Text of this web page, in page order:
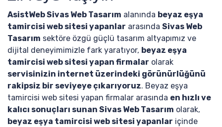
AsistWeb Sivas Web Tasarım alanında beyaz eşya
tamircisi web sitesi yapanlar arasında Sivas Web
Tasarım sektöre özgü güçlü tasarım altyapımız ve
dijital deneyimimizle fark yaratıyor, beyaz eşya
tamircisi web sitesi yapan firmalar olarak
servisinizin internet üzerindeki görünürlüğünü
rakipsiz bir seviyeye çıkarıyoruz. Beyaz eşya
tamircisi web sitesi yapan firmalar arasında en hızlı ve
kalıcı sonuçları sunan Sivas Web Tasarım olarak,
beyaz eşya tamircisi web sitesi yapanlar içinde